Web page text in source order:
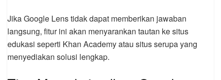
Jika Google Lens tidak dapat memberikan jawaban
langsung, fitur ini akan menyarankan tautan ke situs
edukasi seperti Khan Academy atau situs serupa yang
menyediakan solusi lengkap.